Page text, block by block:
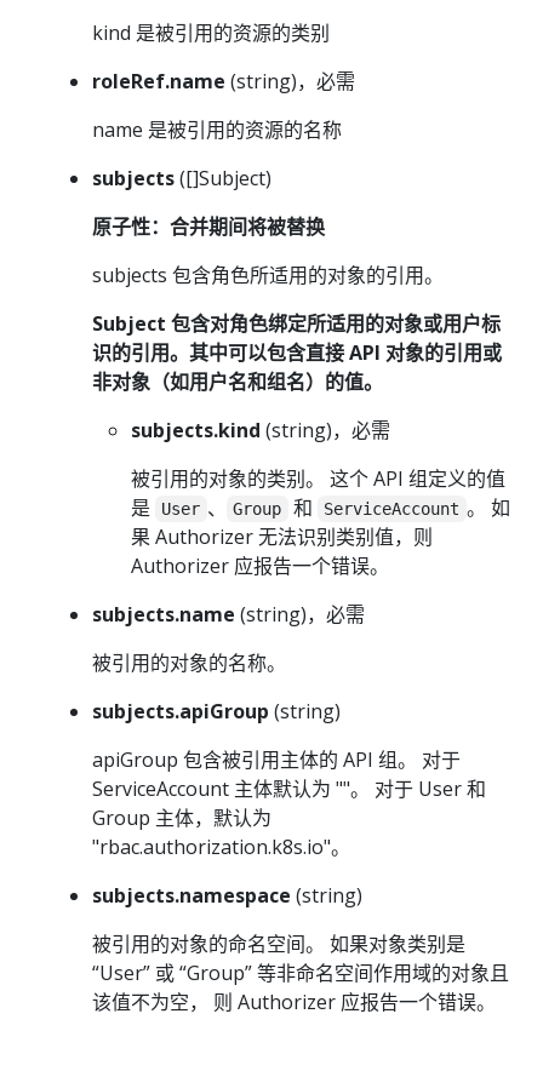
kind 是被引用的资源的类别
roleRef.name (string)，必需
name 是被引用的资源的名称
subjects([]Subject)
原子性：合并期间将被替换
subjects 包含角色所适用的对象的引用。
Subject 包含对角色绑定所适用的对象或用户标
识的引用。其中可以包含直接 API 对象的引用或
非对象（如用户名和组名）的值。
subjects.kind (string)，必需
被引用的对象的类别。 这个 API 组定义的值
是
User 、 Group 和 ServiceAccount 。 如
果 Authorizer 无法识别类别值，则
Authorizer 应报告一个错误。
subjects.name (string)，必需
被引用的对象的名称。
subjects.apiGroup (string)
apiGroup 包含被引用主体的 API 组。 对于
ServiceAccount 主体默认为 ""。 对于 User 和
Group 主体，默认为
"rbac.authorization.k8s.io"。
subjects.namespace (string)
被引用的对象的命名空间。 如果对象类别是
“User” 或 “Group” 等非命名空间作用域的对象且
该值不为空， 则 Authorizer 应报告一个错误。